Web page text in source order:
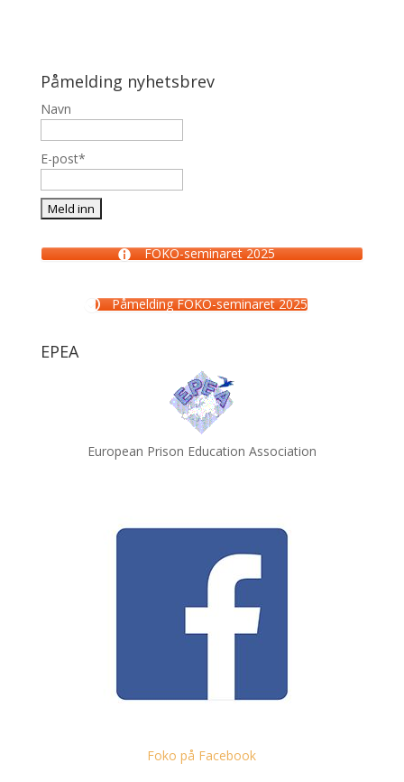
Påmelding nyhetsbrev
Navn
E-post*
FOKO-seminaret 2025
Påmelding FOKO-seminaret 2025
EPEA
European Prison Education Association
Foko på Facebook